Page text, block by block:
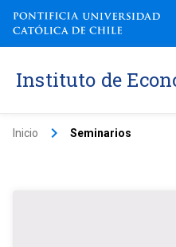
Instituto de
Inicio keyboard_arrow_right Seminarios